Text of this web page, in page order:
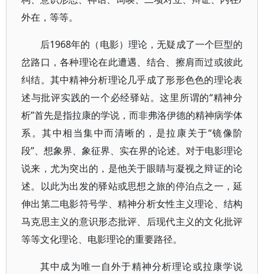
外在，等等。
后1968年的（电影）理论，无疑成了一个巨型的
岔路口，各种理论在此遭遇、结合、擦肩而过或彼此
纠结。其中精神分析理论几乎成了形形色色的理论表
述与批评实践的一个必经驿站。这里所谓的“精神分
析”首先是指拉康的学说，而非弗洛伊德的精神病学体
系。其中相当集中而清晰的，是拉康关于“镜像阶
段”、想象界、象征界、实在界的论述。对于电影理论
说来，尤为突出的，是他关于眼睛与凝视之辩证的论
述。以此为出发的驿站或思想之旅的停泊点之一，延
伸出第二电影符号学、精神分析女性主义理论、结构
马克思主义的意识形态批评、后现代主义的文化批评
等等文化理论、电影理论的重要路径。
其中成为唯一自外于精神分析理论或拉康学说